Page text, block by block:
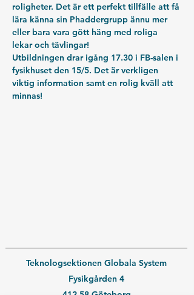
roligheter. Det är ett perfekt tillfälle att få
lära känna sin Phaddergrupp ännu mer
eller bara vara gött häng med roliga
lekar och tävlingar!
Utbildningen drar igång 17.30 i FB-salen i
fysikhuset den 15/5. Det är verkligen
viktig information samt en rolig kväll att
minnas!
Teknologsektionen Globala System
Fysikgården 4